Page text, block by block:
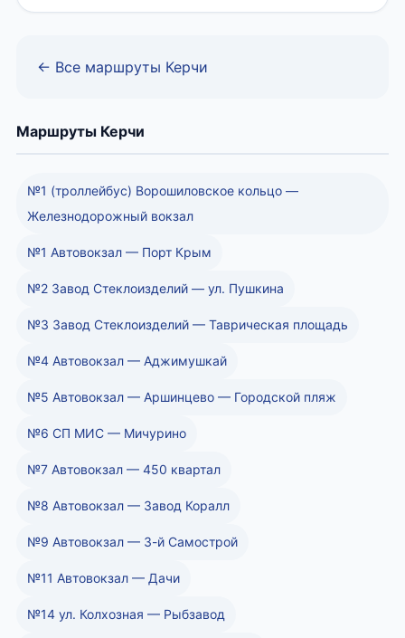
← Все маршруты Керчи
Маршруты Керчи
№1 (троллейбус) Ворошиловское кольцо —
Железнодорожный вокзал
№1 Автовокзал — Порт Крым
№2 Завод Стеклоизделий — ул. Пушкина
№3 Завод Стеклоизделий — Таврическая площадь
№4 Автовокзал — Аджимушкай
№5 Автовокзал — Аршинцево — Городской пляж
№6 СП МИС — Мичурино
№7 Автовокзал — 450 квартал
№8 Автовокзал — Завод Коралл
№9 Автовокзал — 3-й Самострой
№11 Автовокзал — Дачи
№14 ул. Колхозная — Рыбзавод